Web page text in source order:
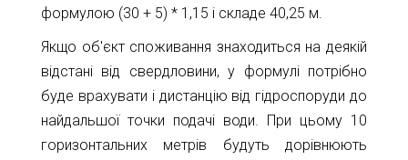
формулою (30 + 5) * 1,15 і складе 40,25 м.
Якщо об'єкт споживання знаходиться на деякій
відстані від свердловини, у формулі потрібно
буде врахувати і дистанцію від гідроспоруди до
найдальшої точки подачі води. При цьому 10
горизонтальних метрів будуть дорівнюють